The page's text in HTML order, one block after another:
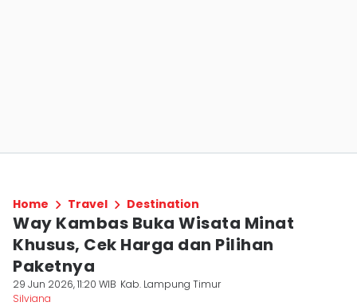
Home Travel Destination
Way Kambas Buka Wisata Minat
Khusus, Cek Harga dan Pilihan
Paketnya
29 Jun 2026, 11:20 WIB Kab. Lampung Timur
Silviana